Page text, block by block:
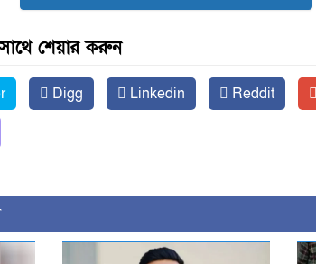
শেয়ার করুন
Digg Linkedin Reddit